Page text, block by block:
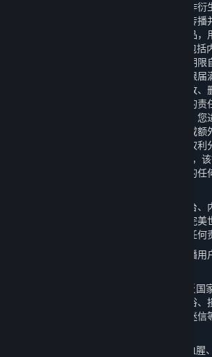
可，以使用、复制、分许可、修改、创作
播、转码、翻译、广播以及以其他方式传
表演您创建的用户生成内容及其衍生作品，
Steam平台的服务、游戏或其他产品（包括
营、分发、整合和推广等目的。本许可期限
传到蒸汽平台时起至其完整知识产权期限
同意，完美世界不承担任何因使用、修改
修改、未删除您的用户生成内容而产生的
任何用户生成内容做出任何形式的保证。您
意，完美世界可以在无需您进一步同意或额
将完美世界对您的用户生成内容享有之权
为平台许可方的Valve。如上述许可终止，
何被分许可方在该等许可终止前被授予的任
如果您向完美世界提供任何关于蒸汽平台
何完美世界产品或服务的反馈或建议，完
使用这些反馈或建议，而无须对您承担任何
此外，当您在平台上上传、发表、或传播用
（1） 上传、发布或以任何方式传播违反国
国家安全、破坏祖国统一、违背公序良俗
露国家秘密、煽动民族矛盾、宣扬宗教迷信
（2） 散布、传播淫秽、色情、暴力、血腥